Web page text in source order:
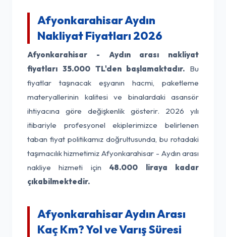
Afyonkarahisar Aydın
Nakliyat Fiyatları 2026
Afyonkarahisar - Aydın arası nakliyat
fiyatları 35.000 TL'den başlamaktadır. Bu
fiyatlar taşınacak eşyanın hacmi, paketleme
materyallerinin kalitesi ve binalardaki asansör
ihtiyacına göre değişkenlik gösterir. 2026 yılı
itibariyle profesyonel ekiplerimizce belirlenen
taban fiyat politikamız doğrultusunda, bu rotadaki
taşımacılık hizmetimiz Afyonkarahisar - Aydın arası
nakliye hizmeti için 48.000 liraya kadar
çıkabilmektedir.
Afyonkarahisar Aydın Arası
Kaç Km? Yol ve Varış Süresi